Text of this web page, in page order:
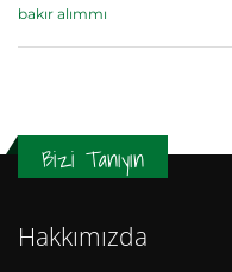
bakır alımmı
Bizi Tanıyın
Hakkımızda